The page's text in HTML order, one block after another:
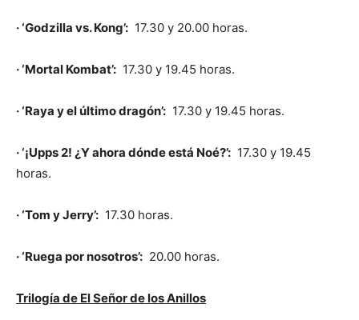
· ‘Godzilla vs. Kong’: 17.30 y 20.00 horas.
· ‘Mortal Kombat’: 17.30 y 19.45 horas.
· ‘Raya y el último dragón’: 17.30 y 19.45 horas.
· ‘¡Upps 2! ¿Y ahora dónde está Noé?’: 17.30 y 19.45
horas.
· ‘Tom y Jerry’: 17.30 horas.
· ‘Ruega por nosotros’: 20.00 horas.
Trilogía de El Señor de los Anillos